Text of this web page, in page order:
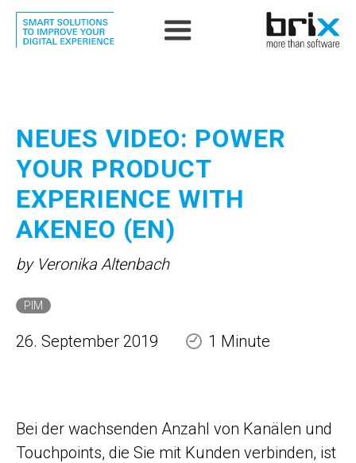
NEUES VIDEO: POWER
YOUR PRODUCT
EXPERIENCE WITH
AKENEO (EN)
by Veronika Altenbach
PIM
26. September 2019 1 Minute
Bei der wachsenden Anzahl von Kanälen und
Touchpoints, die Sie mit Kunden verbinden, ist